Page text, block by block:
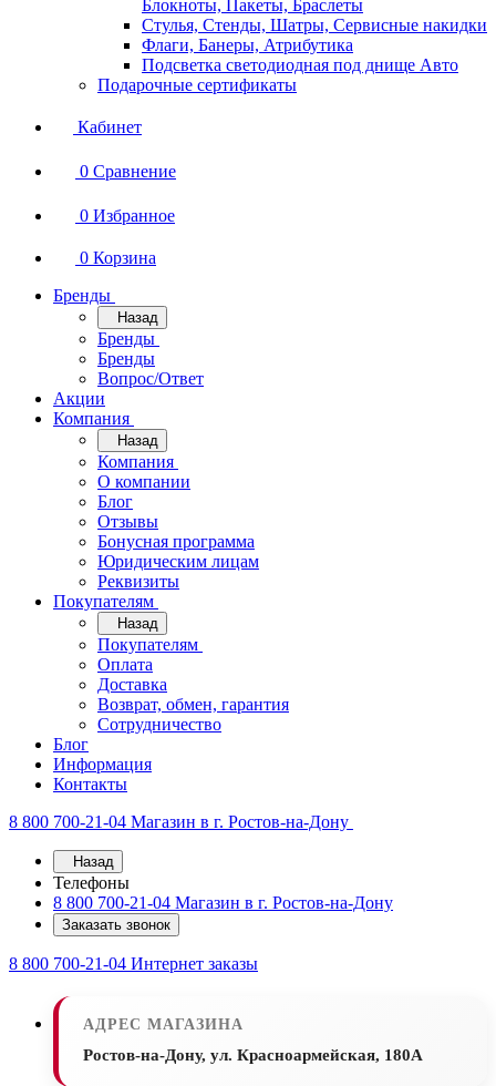
Блокноты, Пакеты, Браслеты
Стулья, Стенды, Шатры, Сервисные накидки
Флаги, Банеры, Атрибутика
Подсветка светодиодная под днище Авто
Подарочные сертификаты
Кабинет
0 Сравнение
0 Избранное
0 Корзина
Бренды
Назад
Бренды
Бренды
Вопрос/Ответ
Акции
Компания
Назад
Компания
О компании
Блог
Отзывы
Бонусная программа
Юридическим лицам
Реквизиты
Покупателям
Назад
Покупателям
Оплата
Доставка
Возврат, обмен, гарантия
Сотрудничество
Блог
Информация
Контакты
8 800 700-21-04 Магазин в г. Ростов-на-Дону
Назад
Телефоны
8 800 700-21-04 Магазин в г. Ростов-на-Дону
Заказать звонок
8 800 700-21-04 Интернет заказы
АДРЕС МАГАЗИНА
Ростов-на-Дону, ул. Красноармейская, 180А